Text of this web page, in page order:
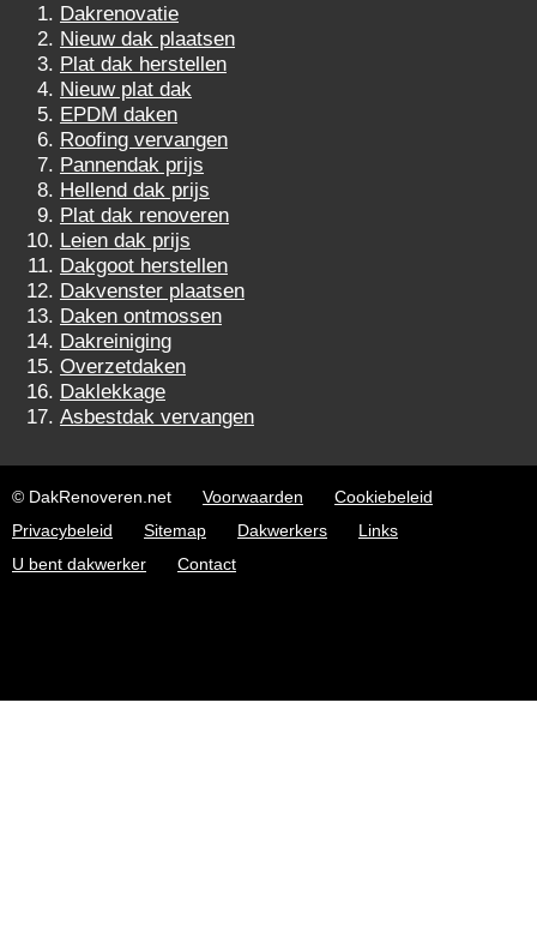
Dakrenovatie
Nieuw dak plaatsen
Plat dak herstellen
Nieuw plat dak
EPDM daken
Roofing vervangen
Pannendak prijs
Hellend dak prijs
Plat dak renoveren
Leien dak prijs
Dakgoot herstellen
Dakvenster plaatsen
Daken ontmossen
Dakreiniging
Overzetdaken
Daklekkage
Asbestdak vervangen
© DakRenoveren.net Voorwaarden
Cookiebeleid
Privacybeleid
Sitemap Dakwerkers
Links
U bent dakwerker
Contact